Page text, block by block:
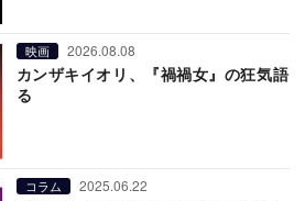
映画 2026.08.08
カンザキイオリ、『禍禍女』の狂気語
る
コラム 2025.06.22